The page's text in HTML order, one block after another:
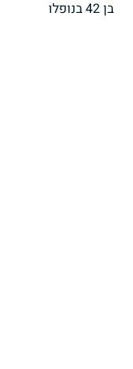
בן 42 בנופלו